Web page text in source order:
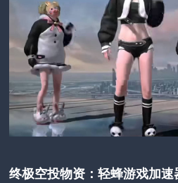
终极空投物资：轻蜂游戏加